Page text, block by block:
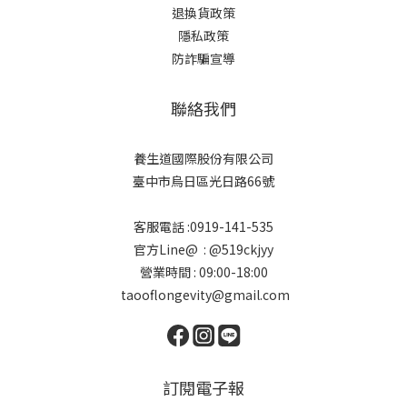
退換貨政策
隱私政策
防詐騙宣導
聯絡我們
養生道國際股份有限公司
臺中市烏日區光日路66號
客服電話 :0919-141-535
官方Line@ : @519ckjyy
營業時間 : 09:00-18:00
taooflongevity@gmail.com
訂閱電子報